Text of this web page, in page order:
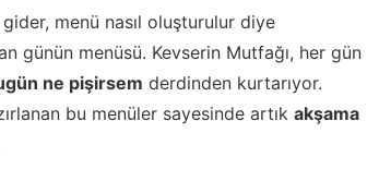
menü nasıl oluşturulur diye
günün menüsü. Kevserin Mutfağı, her gün
ne pişirsem derdinden kurtarıyor.
bu menüler sayesinde artık akşama